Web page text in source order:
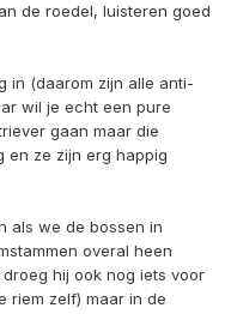
de roedel, luisteren goed
in (daarom zijn alle anti-
wil je echt een pure
gaan maar die
en ze zijn erg happig
als we de bossen in
overal heen
hij ook nog iets voor
riem zelf) maar in de